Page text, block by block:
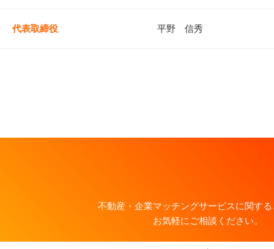
代表取締役 平野 信秀
不動産・企業マッチングサービスに関す
お気軽にご相談ください。